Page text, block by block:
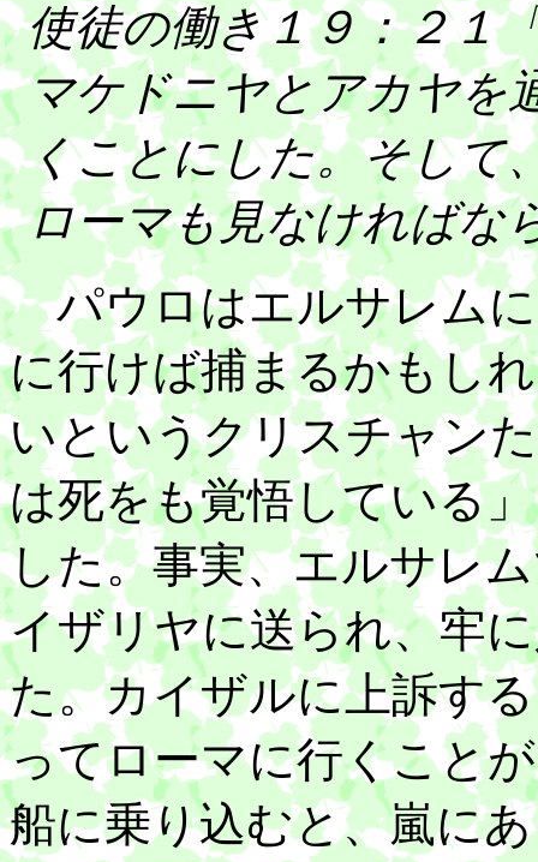
使徒の働き１９：２１
マケドニヤとアカヤを
くことにした。そして
ローマも見なければな
パウロはエルサレムに
に行けば捕まるかもし
いというクリスチャン
は死をも覚悟している
した。事実、エルサレ
イザリヤに送られ、牢
た。カイザルに上訴す
ってローマに行くこと
船に乗り込むと、嵐に